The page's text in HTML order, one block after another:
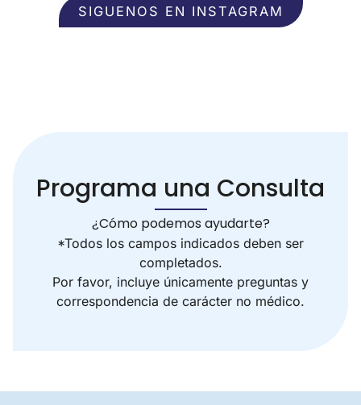
SIGUENOS EN INSTAGRAM
Programa una Consulta
¿Cómo podemos ayudarte?
*Todos los campos indicados deben ser
completados.
Por favor, incluye únicamente preguntas y
correspondencia de carácter no médico.